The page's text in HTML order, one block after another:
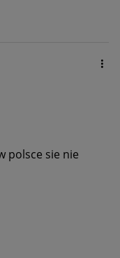
polsce sie nie